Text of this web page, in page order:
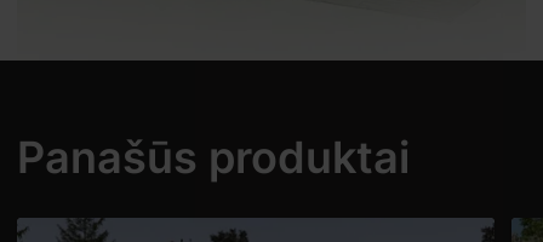
Panašūs produktai